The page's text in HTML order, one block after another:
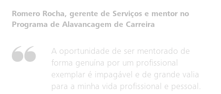
Romero Rocha, gerente de Serviços e mentor no
Programa de Alavancagem de Carreira
A oportunidade de ser mentorado de
forma genuína por um profissional
exemplar é impagável e de grande valia
para a minha vida profissional e pessoal.